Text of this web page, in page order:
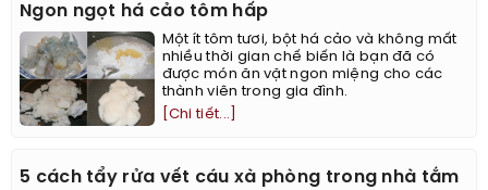
Ngon ngọt há cảo tôm hấp
Một ít tôm tươi, bột há cảo và không mất
nhiều thời gian chế biến là bạn đã có
được món ăn vặt ngon miệng cho các
thành viên trong gia đình.
[Chi tiết...]
5 cách tẩy rửa vết cáu xà phòng trong nhà tắm